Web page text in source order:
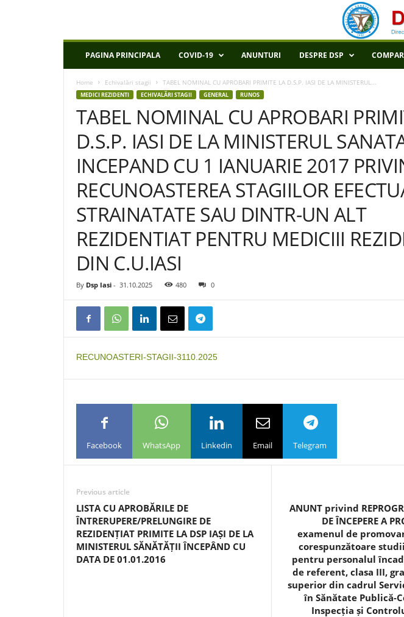
P
PAGINA PRINCIPALA COVID-19 ANUNTURI DESPRE DSP
Home Echivalări stagii TABEL NOMINAL CU APROBARI PRIMITE LA D.S.P. IASI DE LA MINISTERUL...
MEDICI REZIDENTI ECHIVALĂRI STAGII GENERAL RUNOS
TABEL NOMINAL CU APROBARI
D.S.P. IASI DE LA MINISTERUL
INCEPAND CU 1 IANUARIE 2017
RECUNOASTEREA STAGIILOR
STRAINATATE SAU DINTR-UN ALT
REZIDENTIAT PENTRU MEDICIII
DIN C.U.IASI
By Dsp Iasi - 31.10.2025 480 0
RECUNOASTERI-STAGII-3110.2025
Facebook WhatsApp Linkedin Email Telegram
Previous article
LISTA CU APROBĂRILE DE
ÎNTRERUPERE/PRELUNGIRE DE
REZIDENȚIAT PRIMITE LA DSP IAȘI DE LA
MINISTERUL SĂNĂTĂȚII ÎNCEPÂND CU
DATA DE 01.01.2016
ANUNT privind
DE ÎNCEPERE A
examenul de
corespunzătoare
pentru personalul
de referent, clasa III,
superior din cadrul
în Sănătate Publică-
Inspecția și